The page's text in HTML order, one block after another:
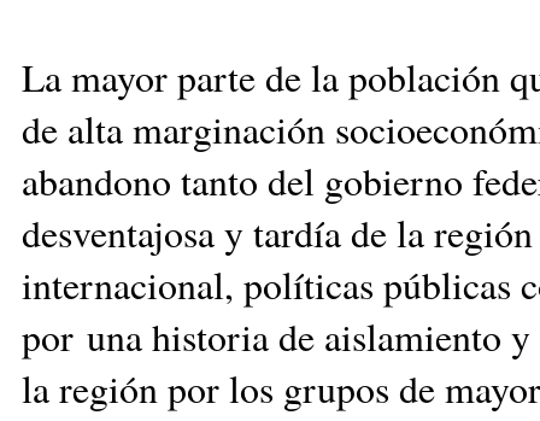
La mayor parte de la población
de alta marginación
abandono tanto del gobierno
desventajosa y tardía de la
internacional, políticas públicas
por una historia de aislamiento
la región por los grupos de